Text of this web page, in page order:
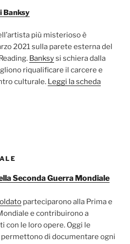
Banksy
più misterioso è
2021 sulla parete esterna del
Banksysi schiera dalla
riqualificare il carcere e
culturale. Leggi la scheda
Seconda Guerra Mondiale
parteciparono alla Prima e
e contribuirono a
con le loro opere. Oggi le
di documentare ogni